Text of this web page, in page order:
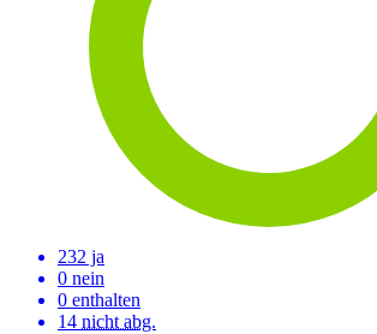
232 ja
0 nein
0 enthalten
14 nicht abg.